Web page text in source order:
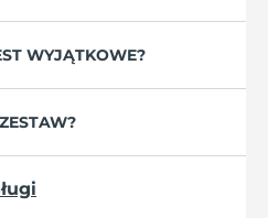
WYJĄTKOWE?
i redukuje zmarszczki w
kolagen dla jędrniejszej
Mask and 7 x Call It a Night